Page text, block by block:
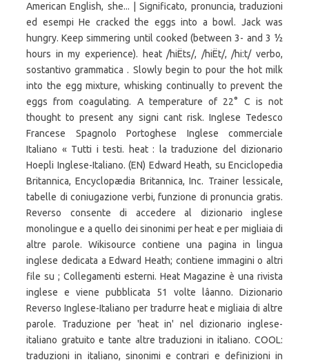
American English, she... | Significato, pronuncia, traduzioni
ed esempi He cracked the eggs into a bowl. Jack was
hungry. Keep simmering until cooked (between 3- and 3 ½
hours in my experience). heat /hiËts/, /hiËt/, /hi:t/ verbo,
sostantivo grammatica . Slowly begin to pour the hot milk
into the egg mixture, whisking continually to prevent the
eggs from coagulating. A temperature of 22° C is not
thought to present any signi cant risk. Inglese Tedesco
Francese Spagnolo Portoghese Inglese commerciale
Italiano « Tutti i testi. heat : la traduzione del dizionario
Hoepli Inglese-Italiano. (EN) Edward Heath, su Enciclopedia
Britannica, Encyclopædia Britannica, Inc. Trainer lessicale,
tabelle di coniugazione verbi, funzione di pronuncia gratis.
Reverso consente di accedere al dizionario inglese
monolingue e a quello dei sinonimi per heat e per migliaia di
altre parole. Wikisource contiene una pagina in lingua
inglese dedicata a Edward Heath; contiene immagini o altri
file su ; Collegamenti esterni. Heat Magazine è una rivista
inglese e viene pubblicata 51 volte lâanno. Dizionario
Reverso Inglese-Italiano per tradurre heat e migliaia di altre
parole. Traduzione per 'heat in' nel dizionario inglese-
italiano gratuito e tante altre traduzioni in italiano. COOL:
traduzioni in italiano, sinonimi e contrari e definizioni in